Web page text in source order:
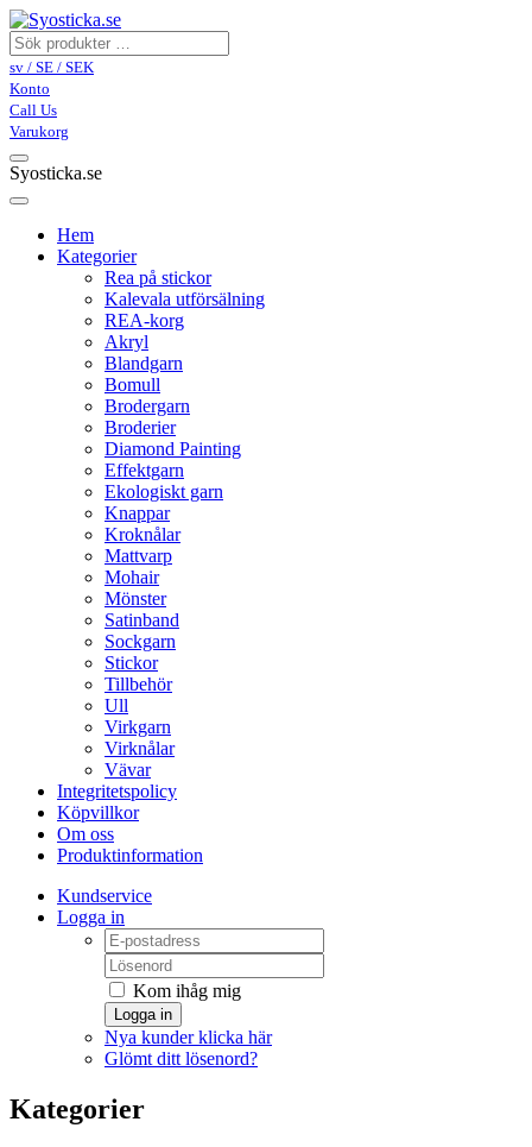
sv / SE / SEK
Konto
Call Us
Varukorg
Syosticka.se
Hem
Kategorier
Rea på stickor
Kalevala utförsälning
REA-korg
Akryl
Blandgarn
Bomull
Brodergarn
Broderier
Diamond Painting
Effektgarn
Ekologiskt garn
Knappar
Kroknålar
Mattvarp
Mohair
Mönster
Satinband
Sockgarn
Stickor
Tillbehör
Ull
Virkgarn
Virknålar
Vävar
Integritetspolicy
Köpvillkor
Om oss
Produktinformation
Kundservice
Logga in
Kom ihåg mig
Logga in
Nya kunder klicka här
Glömt ditt lösenord?
Kategorier